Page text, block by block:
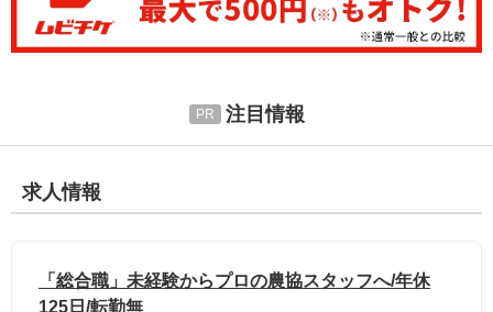
注目情報
求人情報
「総合職」未経験からプロの農協スタッフへ/年休
125日/転勤無